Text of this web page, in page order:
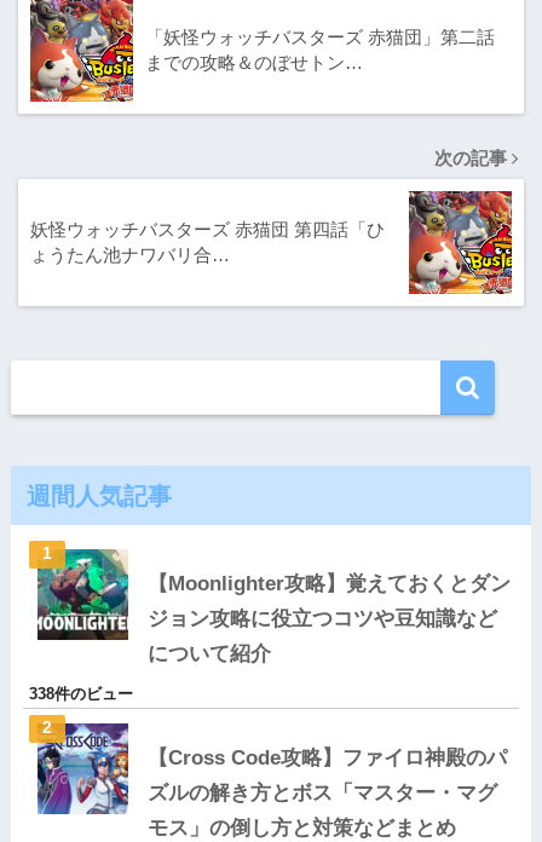
「妖怪ウォッチバスターズ 赤猫団」第二話
までの攻略＆のぼせトン…
次の記事
妖怪ウォッチバスターズ 赤猫団 第四話「ひ
ょうたん池ナワバリ合…
週間人気記事
【Moonlighter攻略】覚えておくとダン
ジョン攻略に役立つコツや豆知識など
について紹介
338件のビュー
【Cross Code攻略】ファイロ神殿のパ
ズルの解き方とボス「マスター・マグ
モス」の倒し方と対策などまとめ